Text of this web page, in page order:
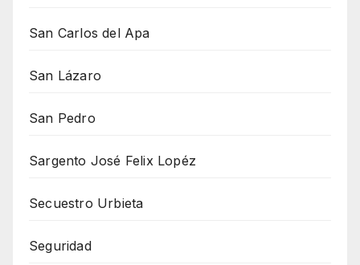
San Carlos del Apa
San Lázaro
San Pedro
Sargento José Felix Lopéz
Secuestro Urbieta
Seguridad